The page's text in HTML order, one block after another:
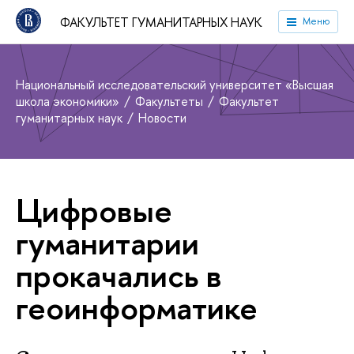
ФАКУЛЬТЕТ ГУМАНИТАРНЫХ НАУК Меню
Национальный исследовательский университет «Высшая
школа экономики»
Факультеты
Факультет
гуманитарных наук
Новости
Цифровые
гуманитарии
прокачались в
геоинформатике